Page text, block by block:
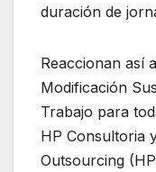
duración de
Reaccionan así
Modificación
Trabajo para
HP Consultoria
Outsourcing